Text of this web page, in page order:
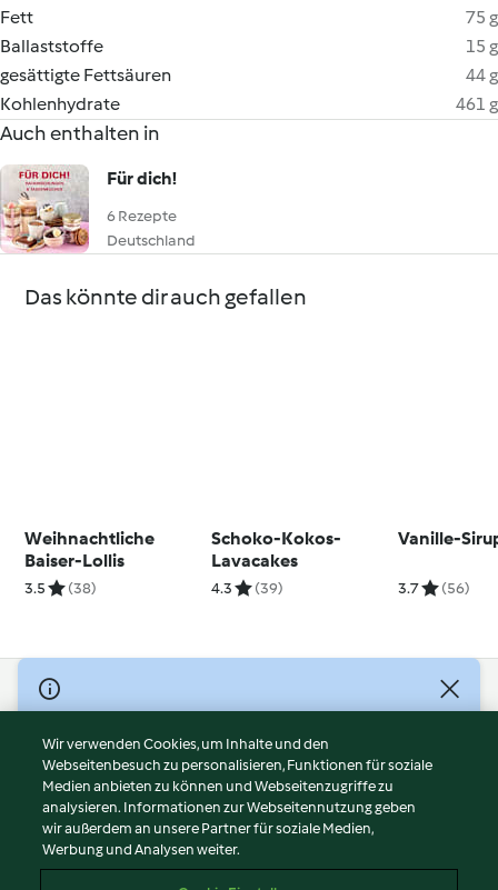
Fett
75 g
Ballaststoffe
15 g
gesättigte Fettsäuren
44 g
Kohlenhydrate
461 g
Auch enthalten in
Für dich!
6 Rezepte
Deutschland
Das könnte dir auch gefallen
Weihnachtliche
Baiser-Lollis
3.5 (38)
Schoko-Kokos-
Lavacakes
4.3 (39)
Vanille-
3.7 (56)
© Copyright 2026
Nutzungsbedingungen
Datenschutzrichtlinien
Disclaimer
Impressum
Cookies
Wir verwenden Cookies, um Inhalte und den
Webseitenbesuch zu personalisieren, Funktionen für soziale
Medien anbieten zu können und Webseitenzugriffe zu
analysieren. Informationen zur Webseitennutzung geben
wir außerdem an unsere Partner für soziale Medien,
Werbung und Analysen weiter.